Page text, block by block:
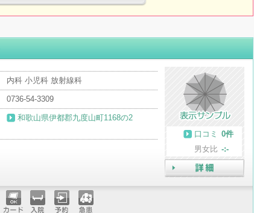
内科 小児科 放射線科
0736-54-3309
和歌山県伊都郡九度山町1168の2
口コミ
0件
男女比 -:-